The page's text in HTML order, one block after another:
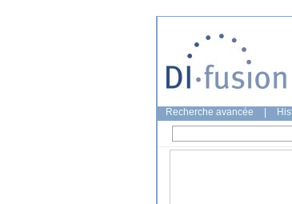
Recherche avancée